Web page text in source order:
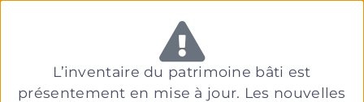
Accueil-Inventaire du patrimoine bâti
L’inventaire du patrimoine bâti est
présentement en mise à jour. Les nouvelles